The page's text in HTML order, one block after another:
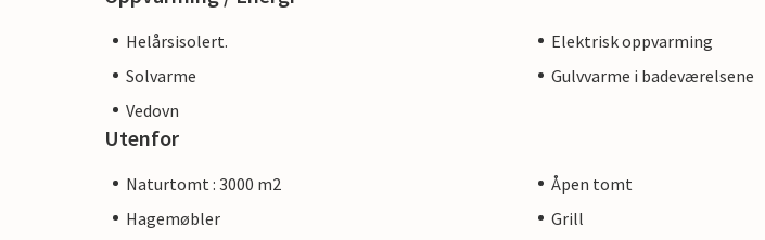
Helårsisolert.
Elektrisk oppvarming
Solvarme
Gulvvarme i badeværelsene
Vedovn
Utenfor
Naturtomt : 3000 m2
Åpen tomt
Hagemøbler
Grill